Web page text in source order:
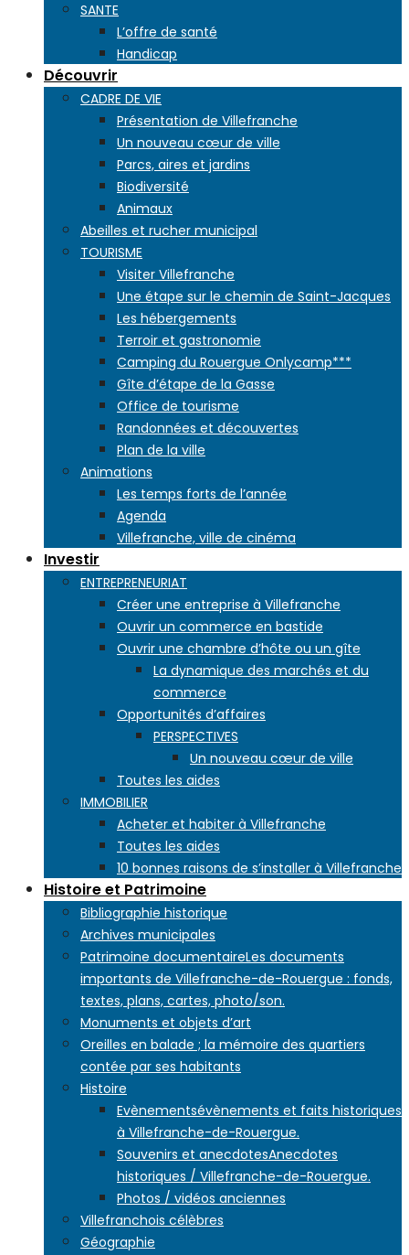
SANTE
L’offre de santé
Handicap
Découvrir
CADRE DE VIE
Présentation de Villefranche
Un nouveau cœur de ville
Parcs, aires et jardins
Biodiversité
Animaux
Abeilles et rucher municipal
TOURISME
Visiter Villefranche
Une étape sur le chemin de Saint-Jacques
Les hébergements
Terroir et gastronomie
Camping du Rouergue Onlycamp***
Gîte d’étape de la Gasse
Office de tourisme
Randonnées et découvertes
Plan de la ville
Animations
Les temps forts de l’année
Agenda
Villefranche, ville de cinéma
Investir
ENTREPRENEURIAT
Créer une entreprise à Villefranche
Ouvrir un commerce en bastide
Ouvrir une chambre d’hôte ou un gîte
La dynamique des marchés et du
commerce
Opportunités d’affaires
PERSPECTIVES
Un nouveau cœur de ville
Toutes les aides
IMMOBILIER
Acheter et habiter à Villefranche
Toutes les aides
10 bonnes raisons de s’installer à Villefranche
Histoire et Patrimoine
Bibliographie historique
Archives municipales
Patrimoine documentaireLes documents
importants de Villefranche-de-Rouergue : fonds,
textes, plans, cartes, photo/son.
Monuments et objets d’art
Oreilles en balade ; la mémoire des quartiers
contée par ses habitants
Histoire
Evènementsévènements et faits historiques
à Villefranche-de-Rouergue.
Souvenirs et anecdotesAnecdotes
historiques / Villefranche-de-Rouergue.
Photos / vidéos anciennes
Villefranchois célèbres
Géographie